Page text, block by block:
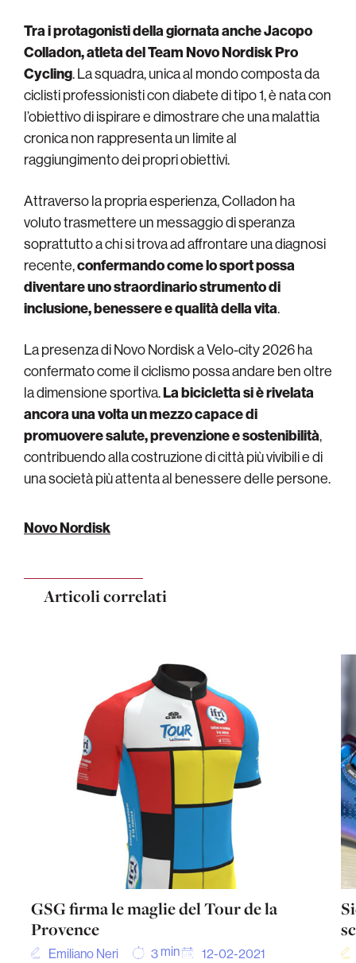
Tra i protagonisti della giornata anche Jacopo
Colladon, atleta del Team Novo Nordisk Pro
Cycling. La squadra, unica al mondo composta da
ciclisti professionisti con diabete di tipo 1, è nata con
l’obiettivo di ispirare e dimostrare che una malattia
cronica non rappresenta un limite al
raggiungimento dei propri obiettivi.
Attraverso la propria esperienza, Colladon ha
voluto trasmettere un messaggio di speranza
soprattutto a chi si trova ad affrontare una diagnosi
recente,confermando come lo sport possa
diventare uno straordinario strumento di
inclusione, benessere e qualità della vita.
La presenza di Novo Nordisk a Velo-city 2026 ha
confermato come il ciclismo possa andare ben oltre
la dimensione sportiva.La bicicletta si è rivelata
ancora una volta un mezzo capace di
promuovere salute, prevenzione e sostenibilità,
contribuendo alla costruzione di città più vivibili e di
una società più attenta al benessere delle persone.
Novo Nordisk
Articoli correlati
GSG firma le maglie del Tour de la
Provence
Emiliano Neri 3 min 12-02-2021